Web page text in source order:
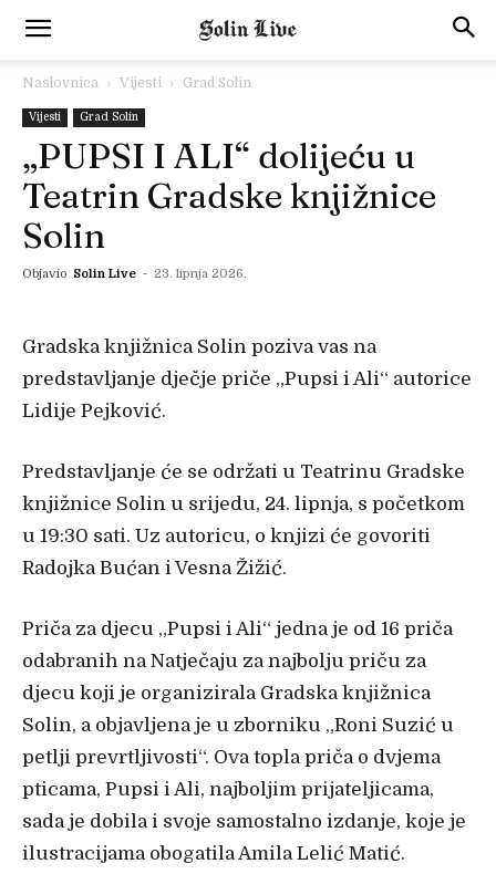
Naslovnica Vijesti Grad Solin
Vijesti Grad Solin
„PUPSI I ALI“ dolijeću u
Teatrin Gradske knjižnice
Solin
Objavio Solin Live - 23. lipnja 2026.
Gradska knjižnica Solin poziva vas na
predstavljanje dječje priče „Pupsi i Ali“ autorice
Lidije Pejković.
Predstavljanje će se održati u Teatrinu Gradske
knjižnice Solin u srijedu, 24. lipnja, s početkom
u 19:30 sati. Uz autoricu, o knjizi će govoriti
Radojka Bućan i Vesna Žižić.
Priča za djecu „Pupsi i Ali“ jedna je od 16 priča
odabranih na Natječaju za najbolju priču za
djecu koji je organizirala Gradska knjižnica
Solin, a objavljena je u zborniku „Roni Suzić u
petlji prevrtljivosti“. Ova topla priča o dvjema
pticama, Pupsi i Ali, najboljim prijateljicama,
sada je dobila i svoje samostalno izdanje, koje je
ilustracijama obogatila Amila Lelić Matić.